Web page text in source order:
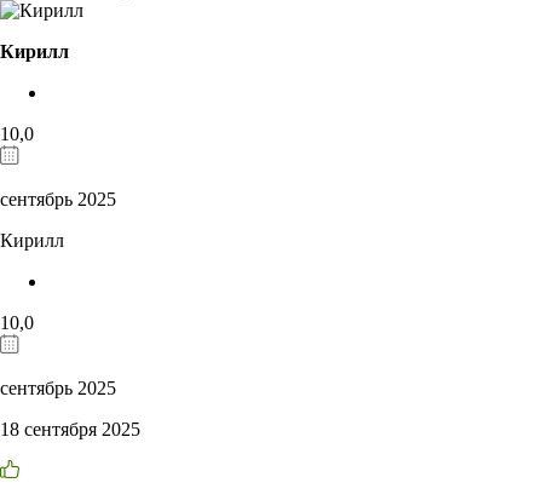
Кирилл
10,0
сентябрь 2025
Кирилл
10,0
сентябрь 2025
18 сентября 2025